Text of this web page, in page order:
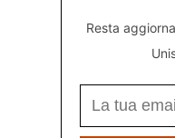
Resta